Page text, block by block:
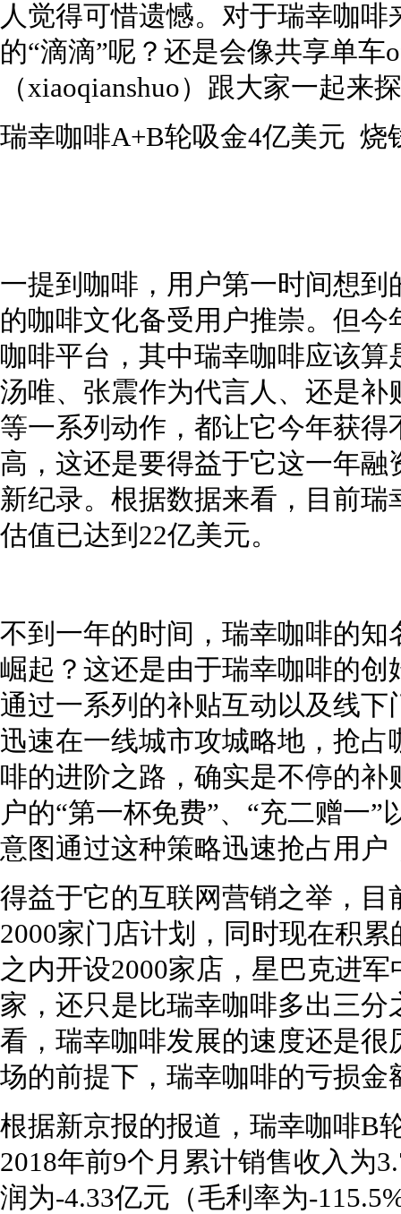
人觉得可惜遗憾。对于瑞幸咖
的“滴滴”呢？还是会像共享单
（xiaoqianshuo）跟大家一起来
瑞幸咖啡A+B轮吸金4亿美元 烧
一提到咖啡，用户第一时间想
的咖啡文化备受用户推崇。但
咖啡平台，其中瑞幸咖啡应该
汤唯、张震作为代言人、还是
等一系列动作，都让它今年获
高，这还是要得益于它这一年
新纪录。根据数据来看，目前
估值已达到22亿美元。
不到一年的时间，瑞幸咖啡的
崛起？这还是由于瑞幸咖啡的
通过一系列的补贴互动以及线
迅速在一线城市攻城略地，抢
啡的进阶之路，确实是不停的
户的“第一杯免费”、“充二赠一
意图通过这种策略迅速抢占用户
得益于它的互联网营销之举，
2000家门店计划，同时现在积
之内开设2000家店，星巴克进
家，还只是比瑞幸咖啡多出三
看，瑞幸咖啡发展的速度还是
场的前提下，瑞幸咖啡的亏损
根据新京报的报道，瑞幸咖啡B
2018年前9个月累计销售收入为
润为-4.33亿元（毛利率为-